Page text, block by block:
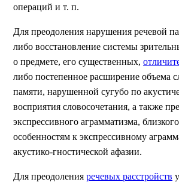
операций и т. п.
Для преодоления нарушения речевой
либо восстановление системы
о предмете, его существенных,
либо постепенное расширение объема
памяти, нарушенной сугубо по
восприятия словосочетания, а также
экспрессивного аграмматизма,
особенностям к экспрессивному
акустико-гностической афазии.
Для преодоления речевых расстройств